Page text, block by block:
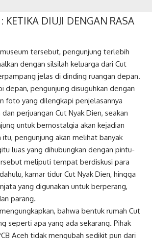
KETIKA DIUJI DENGAN RASA
tersebut, pengunjung terlebih
dengan silsilah keluarga dari Cut
jelas di dinding ruangan depan.
depan, pengunjung disuguhkan dengan
foto yang dilengkapi penjelasannya
perjuangan Cut Nyak Dien, seakan
untuk bernostalgia akan kejadian
pengunjung akan melihat banyak
luas yang dihubungkan dengan pintu-
meliputi tempat berdiskusi para
kamar tidur Cut Nyak Dien, hingga
yang digunakan untuk berperang,
parang.
bahwa bentuk rumah Cut
seperti apa yang ada sekarang. Pihak
Aceh tidak mengubah sedikit pun dari